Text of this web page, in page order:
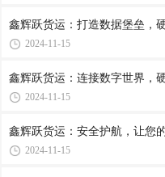
鑫辉跃货运：打造数据堡垒，
2024-11-15
鑫辉跃货运：连接数字世界，
2024-11-15
鑫辉跃货运：安全护航，让您
2024-11-15